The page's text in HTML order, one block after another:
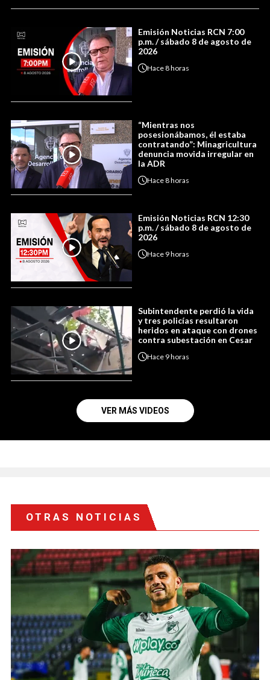
Emisión Noticias RCN 7:00
p.m. / sábado 8 de agosto de
2026
Hace8 horas
“Mientras nos
posesionábamos, él estaba
contratando”: Minagricultura
denuncia movida irregular en
la ADR
Hace8 horas
Emisión Noticias RCN 12:30
p.m. / sábado 8 de agosto de
2026
Hace 9 horas
Subintendente perdió la vida
y tres policías resultaron
heridos en ataque con drones
contra subestación en Cesar
Hace 9 horas
VER MÁS VIDEOS
OTRAS NOTICIAS